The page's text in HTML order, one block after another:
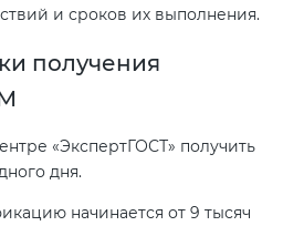
и сроков их выполнения.
получения
«ЭкспертГОСТ» получить
дня.
начинается от 9 тысяч